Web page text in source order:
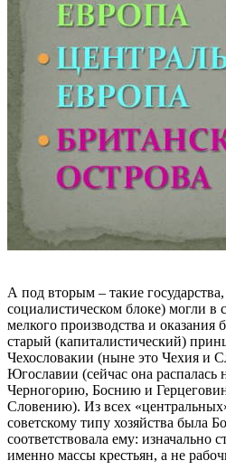
А под вторым – такие
социалистическом блоке) могли в
мелкого производства и оказания
старый (капиталистический)
Чехословакии (ныне это Чехия и
Югославии (сейчас она
Черногорию, Боснию и
Словению). Из всех
советскому типу хозяйства была
соответствовала ему: изначально
именно массы крестьян, а не